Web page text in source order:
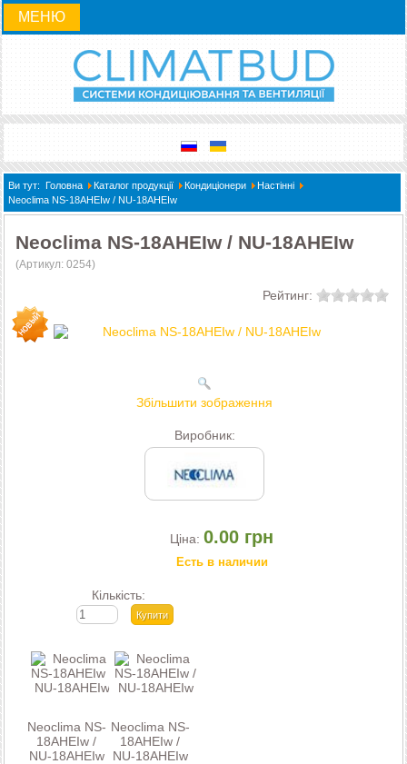
МЕНЮ
Ви тут: Головна Каталог продукції Кондиціонери
Настінні
Neoclima NS-18AHEIw / NU-18AHEIw
Neoclima NS-18AHEIw / NU-18AHEIw
(Артикул: 0254)
Рейтинг:
Збільшити зображення
Виробник:
Ціна: 0.00 грн
Есть в наличии
Кількість:
Neoclima NS-
18AHEIw /
NU-18AHEIw
Neoclima NS-
18AHEIw /
NU-18AHEIw